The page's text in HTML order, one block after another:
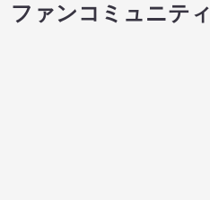
ファンコミュニティ